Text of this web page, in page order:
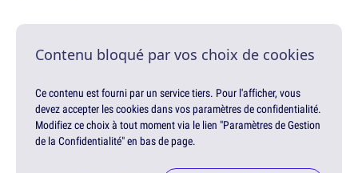
Contenu bloqué par vos choix de cookies
Ce contenu est fourni par un service tiers. Pour l'afficher, vous
devez accepter les cookies dans vos paramètres de confidentialité.
Modifiez ce choix à tout moment via le lien "Paramètres de Gestion
de la Confidentialité" en bas de page.